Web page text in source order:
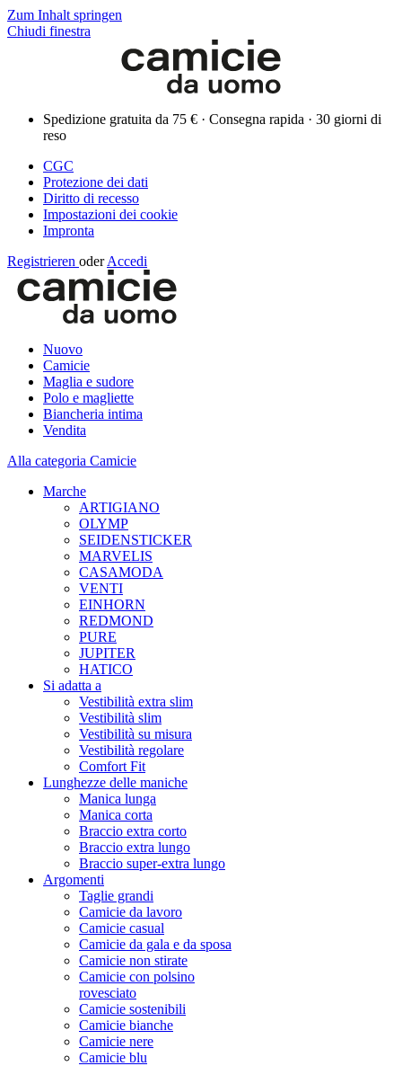
Zum Inhalt springen
Chiudi finestra
Spedizione gratuita da 75 € · Consegna rapida · 30 giorni di
reso
CGC
Protezione dei dati
Diritto di recesso
Impostazioni dei cookie
Impronta
Registrieren oder Accedi
Nuovo
Camicie
Maglia e sudore
Polo e magliette
Biancheria intima
Vendita
Alla categoria Camicie
Marche
ARTIGIANO
OLYMP
SEIDENSTICKER
MARVELIS
CASAMODA
VENTI
EINHORN
REDMOND
PURE
JUPITER
HATICO
Si adatta a
Vestibilità extra slim
Vestibilità slim
Vestibilità su misura
Vestibilità regolare
Comfort Fit
Lunghezze delle maniche
Manica lunga
Manica corta
Braccio extra corto
Braccio extra lungo
Braccio super-extra lungo
Argomenti
Taglie grandi
Camicie da lavoro
Camicie casual
Camicie da gala e da sposa
Camicie non stirate
Camicie con polsino
rovesciato
Camicie sostenibili
Camicie bianche
Camicie nere
Camicie blu